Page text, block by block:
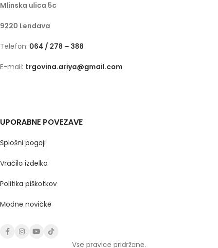
Mlinska ulica 5c
9220 Lendava
Telefon: 064 / 278 – 388
E-mail: trgovina.ariya@gmail.com
UPORABNE POVEZAVE
Splošni pogoji
Vračilo izdelka
Politika piškotkov
Modne novičke
Vse pravice pridržane.